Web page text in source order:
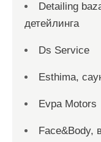
Detailing
детейлинга
Ds Service
Esthima,
Evpa Motors
Face&Body,